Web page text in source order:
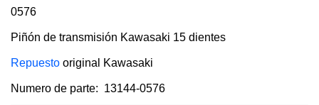
0576
Piñón de transmisión Kawasaki 15 dientes
Repuesto original Kawasaki
Numero de parte: 13144-0576